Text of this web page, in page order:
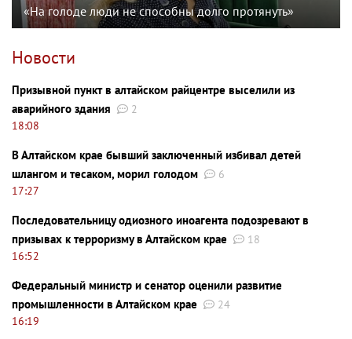
«На голоде люди не способны долго протянуть»
Новости
Призывной пункт в алтайском райцентре выселили из
аварийного здания
2
18:08
В Алтайском крае бывший заключенный избивал детей
шлангом и тесаком, морил голодом
6
17:27
Последовательницу одиозного иноагента подозревают в
призывах к терроризму в Алтайском крае
18
16:52
Федеральный министр и сенатор оценили развитие
промышленности в Алтайском крае
24
16:19